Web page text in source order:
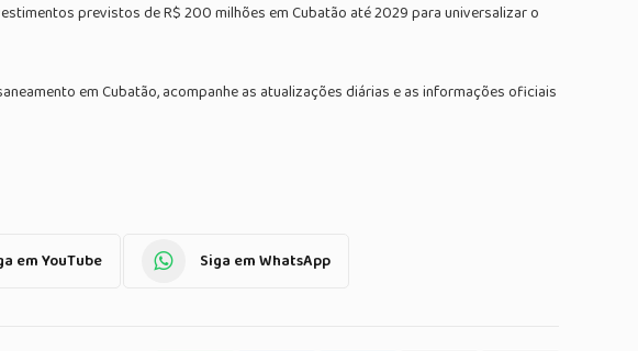
previstos de R$ 200 milhões em Cubatão até 2029 para universalizar o
em Cubatão, acompanhe as atualizações diárias e as informações oficiais
em YouTube Siga em WhatsApp